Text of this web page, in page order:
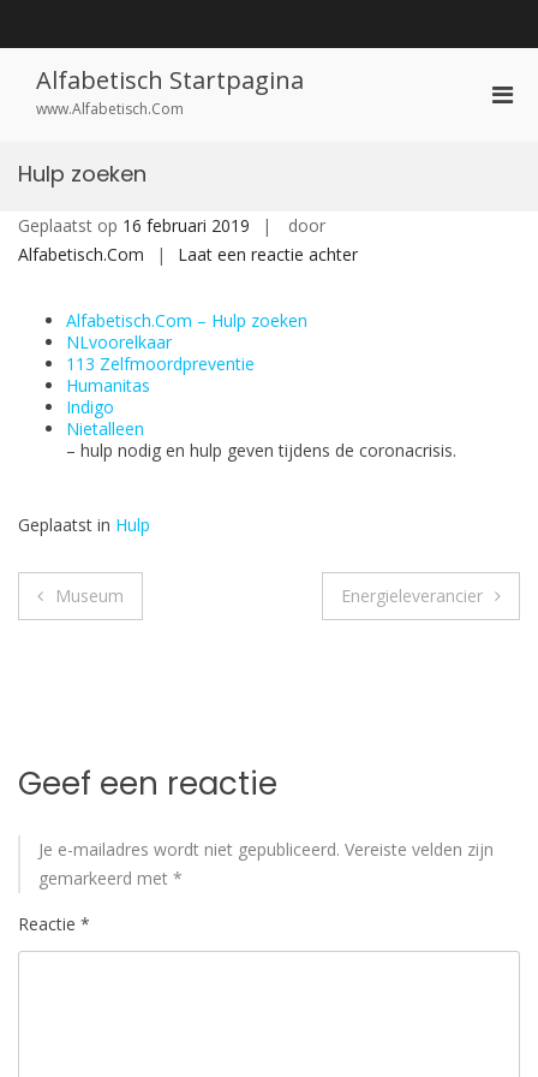
de
inhoudAlfabetisch Startpagina
www.Alfabetisch.Com
Hulp zoeken
Geplaatst op 16 februari 2019
door
Alfabetisch.Com
Laat een reactie achterop
Alfabetisch.Com – Hulp zoeken
NLvoorelkaar
113 Zelfmoordpreventie
Humanitas
Indigo
Nietalleen
– hulp nodig en hulp geven tijdens de coronacrisis.
Geplaatst in Hulp
Bericht
Museum Energieleverancier
Geef een reactie
Je e-mailadres wordt niet gepubliceerd. Vereiste velden zijn
gemarkeerd met *
Reactie *